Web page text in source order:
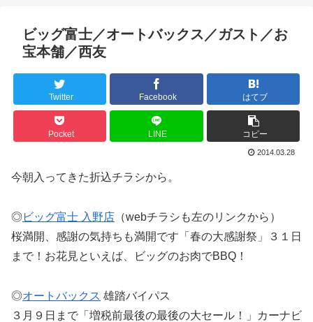
ビッグ富士／オートバックス／ガスト／お
宝本舗／西友
Twitter Facebook はてブ
Pocket LINE コピー
2014.03.28
今朝入ってきた折込チラシから。
◎ビッグ富士 入野店 （webチラシも左のリンクから）
桜満開、感謝の気持ちも満開です「春の大感謝祭」３１日
まで！お花見といえば、ビッグのお肉でBBQ！
◎オートバックス 雄踏バイパス
３月９日まで「増税前最後の最後の大セール！」カーナビ